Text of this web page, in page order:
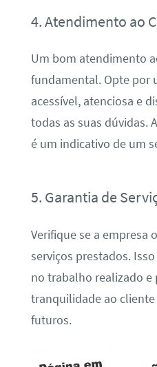
4. Atendimento ao
Um bom atendimento
fundamental. Opte por
acessível, atenciosa e
todas as suas dúvidas.
é um indicativo de um
5. Garantia de
Verifique se a empresa
serviços prestados.
no trabalho realizado e
tranquilidade ao
futuros.